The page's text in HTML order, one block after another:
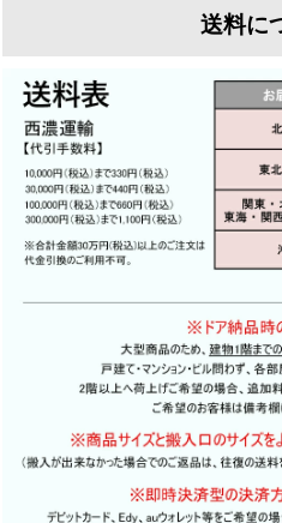
なく
ウェリントンでは全て
直角直線出しと古金物の埋
す
現状のペンキを剥離し、下
い
ウェリントンでは下地処理
離を行
送料に